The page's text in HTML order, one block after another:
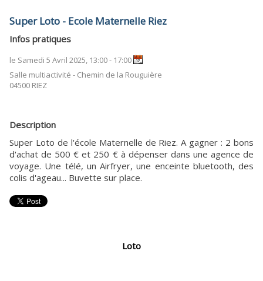
Super Loto - Ecole Maternelle Riez
Infos pratiques
le Samedi 5 Avril 2025, 13:00 - 17:00
Salle multiactivité - Chemin de la Rouguière
04500 RIEZ
Description
Super Loto de l'école Maternelle de Riez. A gagner : 2 bons
d'achat de 500 € et 250 € à dépenser dans une agence de
voyage. Une télé, un Airfryer, une enceinte bluetooth, des
colis d'ageau... Buvette sur place.
Loto